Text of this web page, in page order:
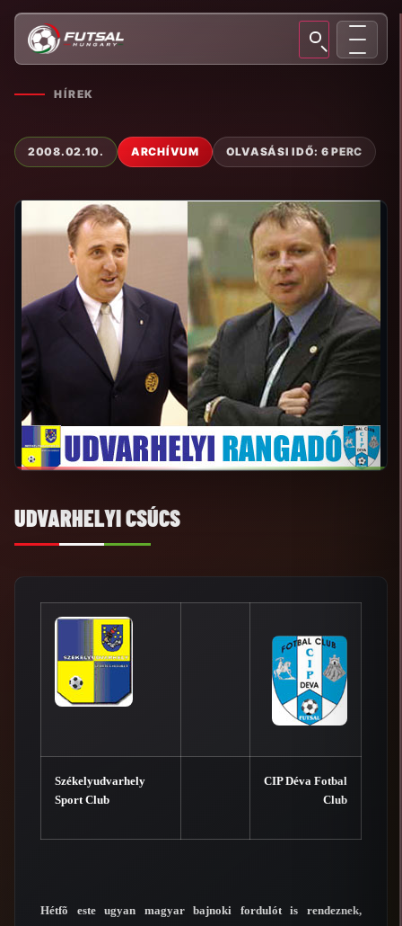
HÍREK
2008.02.10. ARCHÍVUM OLVASÁSI IDŐ: 6 PERC
UDVARHELYI CSÚCS
Székelyudvarhely
Sport Club
CIP Déva Fotbal
Club
Hétfõ este ugyan magyar bajnoki fordulót is rendeznek,